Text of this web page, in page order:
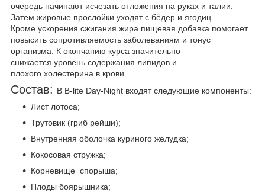
очередь начинают исчезать отложения на руках и талии.
Затем жировые прослойки уходят с бёдер и ягодиц.
Кроме ускорения сжигания жира пищевая добавка помогает
повысить сопротивляемость заболеваниям и тонус
организма. К окончанию курса значительно
снижается уровень содержания липидов и
плохого холестерина в крови.
Состав: В B-lite Day-Night входят следующие компоненты:
Лист лотоса;
Трутовик (гриб рейши);
Внутренняя оболочка куриного желудка;
Кокосовая стружка;
Корневище спорыша;
Плоды боярышника;